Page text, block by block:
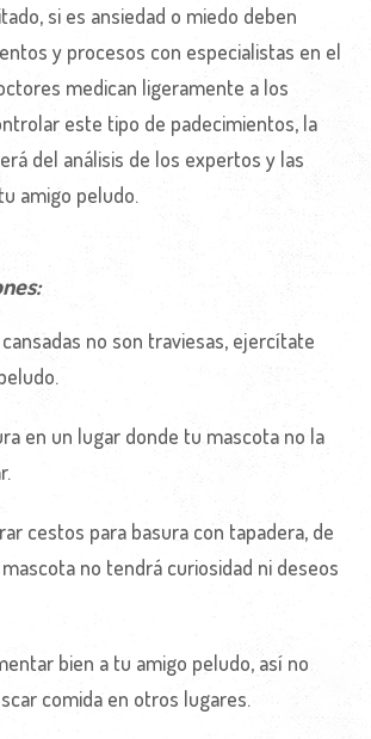
si es ansiedad o miedo deben
y procesos con especialistas en el
medican ligeramente a los
este tipo de padecimientos, la
del análisis de los expertos y las
amigo peludo.
no son traviesas, ejercítate
en un lugar donde tu mascota no la
cestos para basura con tapadera, de
no tendrá curiosidad ni deseos
bien a tu amigo peludo, así no
comida en otros lugares.